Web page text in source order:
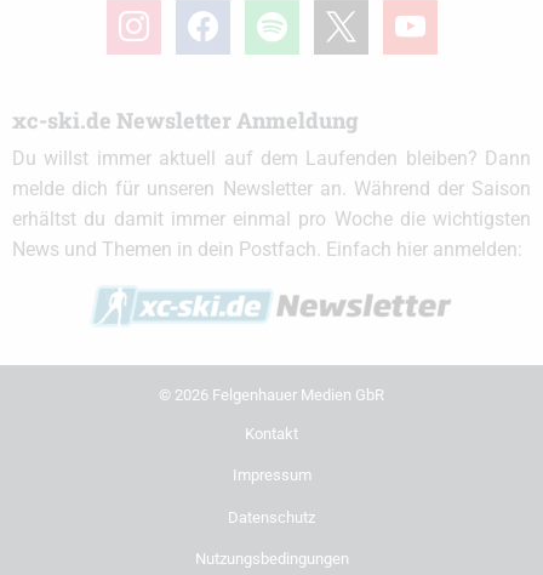
instagramfacebook spotify youtube
xc-ski.de Newsletter Anmeldung
Du willst immer aktuell auf dem Laufenden bleiben? Dann
melde dich für unseren Newsletter an. Während der Saison
erhältst du damit immer einmal pro Woche die wichtigsten
News und Themen in dein Postfach. Einfach hier anmelden:
© 2026 Felgenhauer Medien GbR
Kontakt
Impressum
Datenschutz
Nutzungsbedingungen